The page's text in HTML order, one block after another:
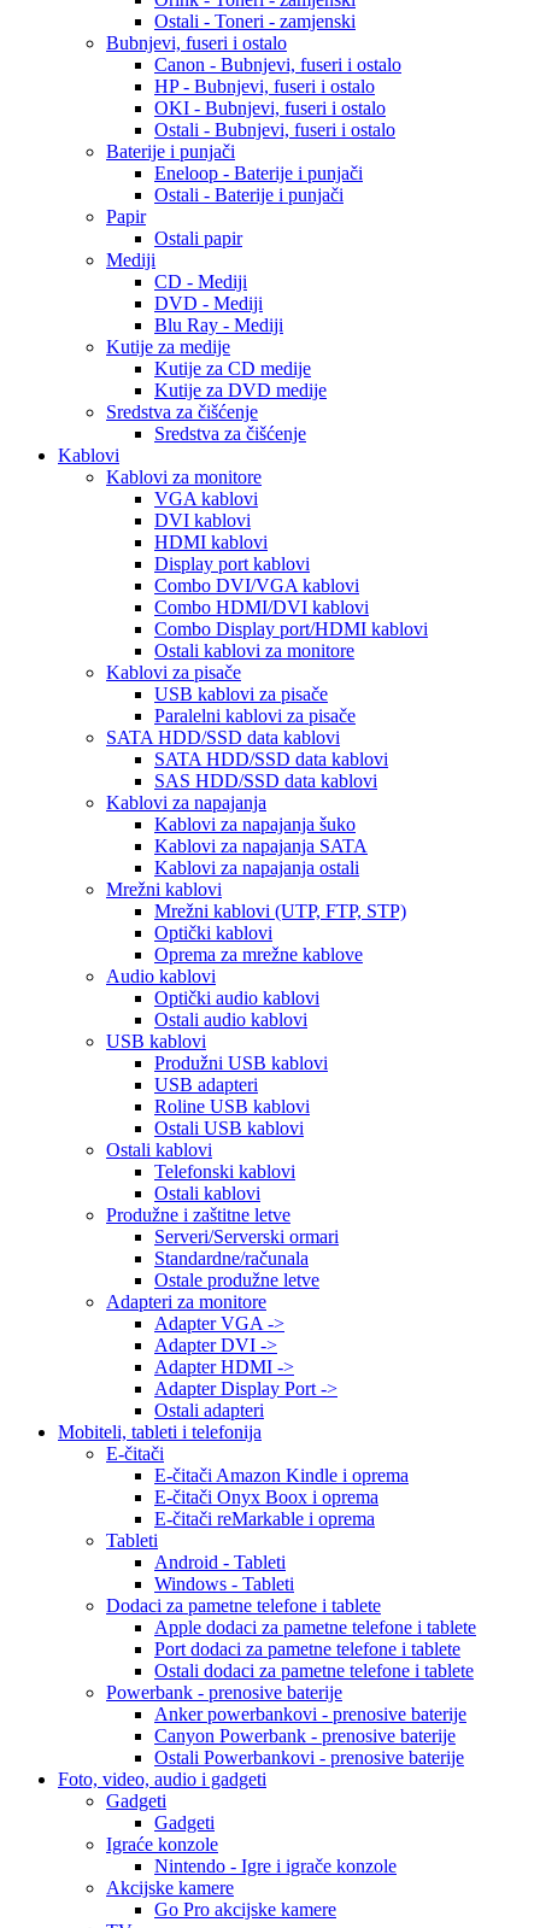
Ostali - Toneri - zamjenski
Bubnjevi, fuseri i ostalo
Canon - Bubnjevi, fuseri i ostalo
HP - Bubnjevi, fuseri i ostalo
OKI - Bubnjevi, fuseri i ostalo
Ostali - Bubnjevi, fuseri i ostalo
Baterije i punjači
Eneloop - Baterije i punjači
Ostali - Baterije i punjači
Papir
Ostali papir
Mediji
CD - Mediji
DVD - Mediji
Blu Ray - Mediji
Kutije za medije
Kutije za CD medije
Kutije za DVD medije
Sredstva za čišćenje
Sredstva za čišćenje
Kablovi
Kablovi za monitore
VGA kablovi
DVI kablovi
HDMI kablovi
Display port kablovi
Combo DVI/VGA kablovi
Combo HDMI/DVI kablovi
Combo Display port/HDMI kablovi
Ostali kablovi za monitore
Kablovi za pisače
USB kablovi za pisače
Paralelni kablovi za pisače
SATA HDD/SSD data kablovi
SATA HDD/SSD data kablovi
SAS HDD/SSD data kablovi
Kablovi za napajanja
Kablovi za napajanja šuko
Kablovi za napajanja SATA
Kablovi za napajanja ostali
Mrežni kablovi
Mrežni kablovi (UTP, FTP, STP)
Optički kablovi
Oprema za mrežne kablove
Audio kablovi
Optički audio kablovi
Ostali audio kablovi
USB kablovi
Produžni USB kablovi
USB adapteri
Roline USB kablovi
Ostali USB kablovi
Ostali kablovi
Telefonski kablovi
Ostali kablovi
Produžne i zaštitne letve
Serveri/Serverski ormari
Standardne/računala
Ostale produžne letve
Adapteri za monitore
Adapter VGA ->
Adapter DVI ->
Adapter HDMI ->
Adapter Display Port ->
Ostali adapteri
Mobiteli, tableti i telefonija
E-čitači
E-čitači Amazon Kindle i oprema
E-čitači Onyx Boox i oprema
E-čitači reMarkable i oprema
Tableti
Android - Tableti
Windows - Tableti
Dodaci za pametne telefone i tablete
Apple dodaci za pametne telefone i tablete
Port dodaci za pametne telefone i tablete
Ostali dodaci za pametne telefone i tablete
Powerbank - prenosive baterije
Anker powerbankovi - prenosive baterije
Canyon Powerbank - prenosive baterije
Ostali Powerbankovi - prenosive baterije
Foto, video, audio i gadgeti
Gadgeti
Gadgeti
Igraće konzole
Nintendo - Igre i igrače konzole
Akcijske kamere
Go Pro akcijske kamere